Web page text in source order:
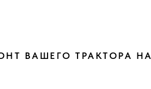
ВАШЕГО ТРАКТОРА